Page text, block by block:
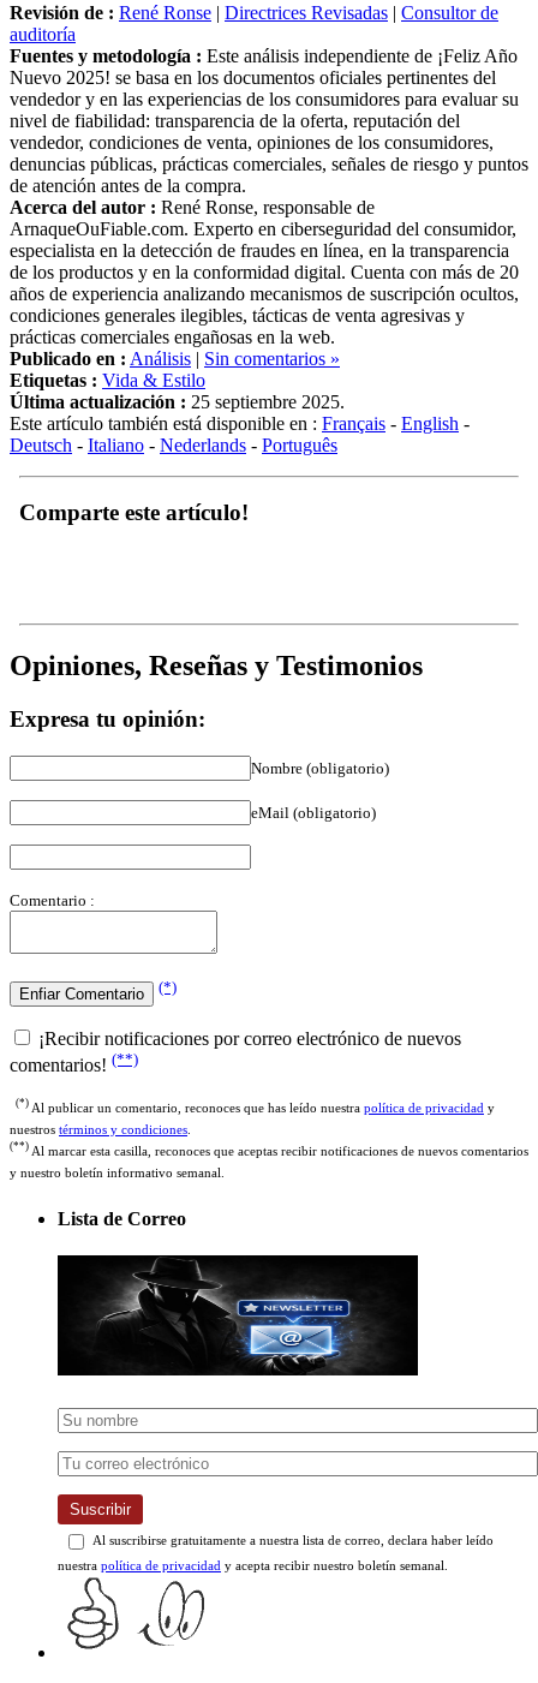
Revisión de : René Ronse | Directrices Revisadas | Consultor de
auditoría
Fuentes y metodología : Este análisis independiente de ¡Feliz Año
Nuevo 2025! se basa en los documentos oficiales pertinentes del
vendedor y en las experiencias de los consumidores para evaluar su
nivel de fiabilidad: transparencia de la oferta, reputación del
vendedor, condiciones de venta, opiniones de los consumidores,
denuncias públicas, prácticas comerciales, señales de riesgo y puntos
de atención antes de la compra.
Acerca del autor : René Ronse, responsable de
ArnaqueOuFiable.com. Experto en ciberseguridad del consumidor,
especialista en la detección de fraudes en línea, en la transparencia
de los productos y en la conformidad digital. Cuenta con más de 20
años de experiencia analizando mecanismos de suscripción ocultos,
condiciones generales ilegibles, tácticas de venta agresivas y
prácticas comerciales engañosas en la web.
Publicado en : Análisis | Sin comentarios »
Etiquetas : Vida & Estilo
Última actualización : 25 septiembre 2025.
Este artículo también está disponible en : Français - English -
Deutsch - Italiano - Nederlands - Português
Comparte este artículo!
Opiniones, Reseñas y Testimonios
Expresa tu opinión:
Nombre (obligatorio)
eMail (obligatorio)
Comentario :
(*)
¡Recibir notificaciones por correo electrónico de nuevos
comentarios! (**)
(*) Al publicar un comentario, reconoces que has leído nuestra política de privacidad y
nuestros términos y condiciones
(**) Al marcar esta casilla, reconoces que aceptas recibir notificaciones de nuevos comentarios
y nuestro boletín informativo semanal.
Lista de Correo
Suscribir
Al suscribirse gratuitamente a nuestra lista de correo, declara haber leído
nuestra política de privacidad y acepta recibir nuestro boletín semanal.